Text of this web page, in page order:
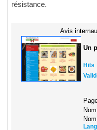
résistance.
Avis
Un
Hits